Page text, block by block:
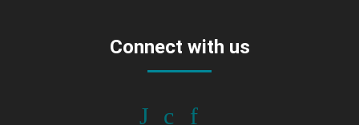
Connect with us